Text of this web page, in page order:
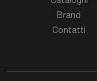
Brand
Contatti